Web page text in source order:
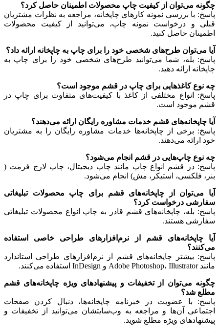
چگونه می‌توان از کیفیت چاپ محصولات اطمینان حاصل کرد؟
پاسخ: با بررسی نمونه کارهای چاپخانه، مراجعه به نظرات مشتریان
قبلی و درخواست نمونه چاپ، می‌توانید از کیفیت محصولات
اطمینان حاصل کنید.
آیا می‌توان طرح‌های شخصی خود را برای چاپ به چاپخانه ارائه داد؟
پاسخ: بله، شما می‌توانید طرح‌های شخصی خود را برای چاپ به
چاپخانه ارائه دهید.
چه نوع کاغذهایی برای چاپ در قشم موجود است؟
پاسخ: انواع مختلفی از کاغذ با کیفیت‌های متفاوت برای چاپ در
قشم موجود است.
آیا چاپخانه‌های قشم خدمات مشاوره رایگان ارائه می‌دهند؟
پاسخ: برخی از چاپخانه‌ها خدمات مشاوره رایگان را به مشتریان
خود ارائه می‌دهند.
چه نوع چاپ‌هایی در قشم انجام می‌شود؟
پاسخ: در قشم انواع چاپ مانند چاپ دیجیتال، چاپ لارج فرمت (
بنر، فلکسی، استیکر، مش) انجام می‌شود.
آیا می‌توان از چاپخانه‌های قشم برای چاپ محصولات تبلیغاتی
سفارشی درخواست کرد؟
پاسخ: بله، چاپخانه‌های قشم قادر به چاپ انواع محصولات تبلیغاتی
سفارشی هستند.
آیا چاپخانه‌های قشم از نرم‌افزارهای طراحی خاصی استفاده
می‌کنند؟
پاسخ: بیشتر چاپخانه‌های قشم از نرم‌افزارهای طراحی استاندارد
مانند Adobe Photoshop، Illustrator و InDesign استفاده می‌کنند.
چگونه می‌توان از تخفیفات و پیشنهادهای ویژه چاپخانه‌های قشم
مطلع شد؟
پاسخ: با عضویت در خبرنامه چاپخانه‌ها، دنبال کردن صفحات
اجتماعی آن‌ها و مراجعه به وب‌سایتشان می‌توانید از تخفیفات و
پیشنهادهای ویژه مطلع شوید.